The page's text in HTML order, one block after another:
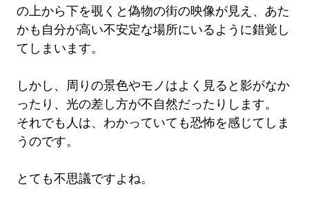
の上から下を覗くと偽物の街の映像が見え、あた
かも自分が高い不安定な場所にいるように錯覚し
てしまいます。
しかし、周りの景色やモノはよく見ると影がなか
ったり、光の差し方が不自然だったりします。
それでも人は、わかっていても恐怖を感じてしま
うのです。
とても不思議ですよね。